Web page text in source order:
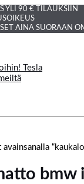
YLI 90 € TILAUKSIIN
AINA SUORAAN
bmw